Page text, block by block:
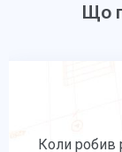
Що
Коли робив